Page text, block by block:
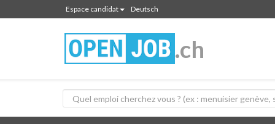
Espace candidat Deutsch
.ch